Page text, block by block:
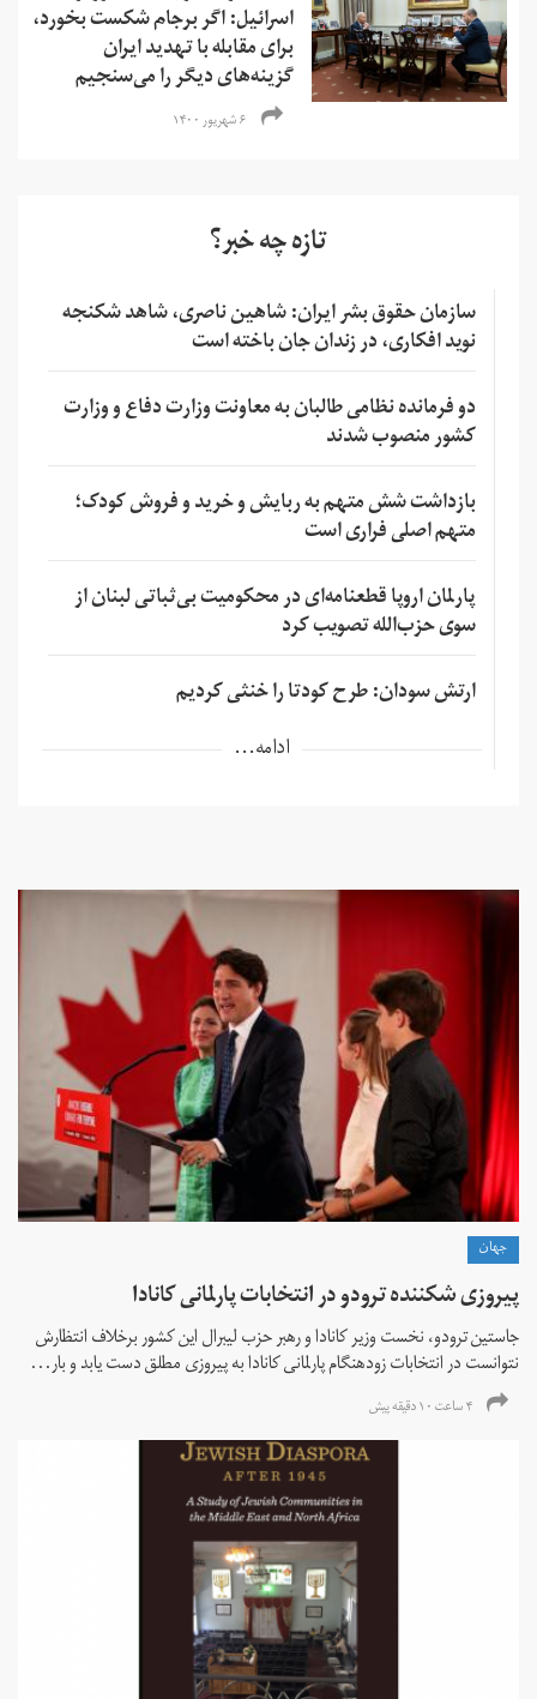
اسرائیل: اگر برجام شکست بخورد،
برای مقابله با تهدید ایران
گزینه‌های دیگر را می‌سنجیم
۶ شهریور ۱۴۰۰
تازه چه خبر؟
سازمان حقوق بشر ایران: شاهین ناصری، شاهد شکنجه
نوید افکاری، در زندان جان باخته است
دو فرمانده نظامی طالبان به معاونت وزارت دفاع و وزارت
کشور منصوب شدند
بازداشت شش متهم به ربایش و خرید و فروش کودک؛
متهم اصلی فراری است
پارلمان اروپا قطعنامه‌ای در محکومیت بی‌ثباتی لبنان از
سوی حزب‌الله تصویب کرد
ارتش سودان: طرح کودتا را خنثی کردیم
ادامه...
جهان
پیروزی شکننده ترودو در انتخابات پارلمانی کانادا
جاستین ترودو، نخست وزیر کانادا و رهبر حزب لیبرال این کشور برخلاف انتظارش
نتوانست در انتخابات زود‌هنگام پارلمانی کانادا به پیروزی مطلق دست یابد و بار...
۴ ساعت ۱۰ دقیقه پیش